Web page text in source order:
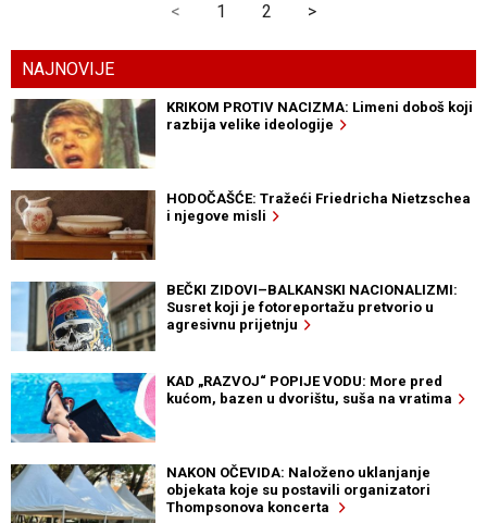
< 1 2 >
NAJNOVIJE
KRIKOM PROTIV NACIZMA: Limeni doboš koji
razbija velike ideologije
HODOČAŠĆE: Tražeći Friedricha Nietzschea
i njegove misli
BEČKI ZIDOVI–BALKANSKI NACIONALIZMI:
Susret koji je fotoreportažu pretvorio u
agresivnu prijetnju
KAD „RAZVOJ“ POPIJE VODU: More pred
kućom, bazen u dvorištu, suša na vratima
NAKON OČEVIDA: Naloženo uklanjanje
objekata koje su postavili organizatori
Thompsonova koncerta